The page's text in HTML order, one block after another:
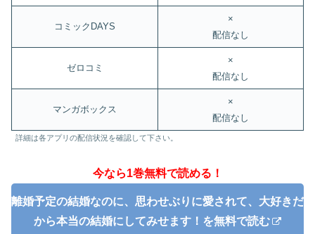
コミックDAYS
×
配信なし
ゼロコミ
×
配信なし
マンガボックス
×
配信なし
詳細は各アプリの配信状況を確認して下さい。
今なら1巻無料で読める！
離婚予定の結婚なのに、思わせぶりに愛されて、大好きだ
から本当の結婚にしてみせます！を無料で読む